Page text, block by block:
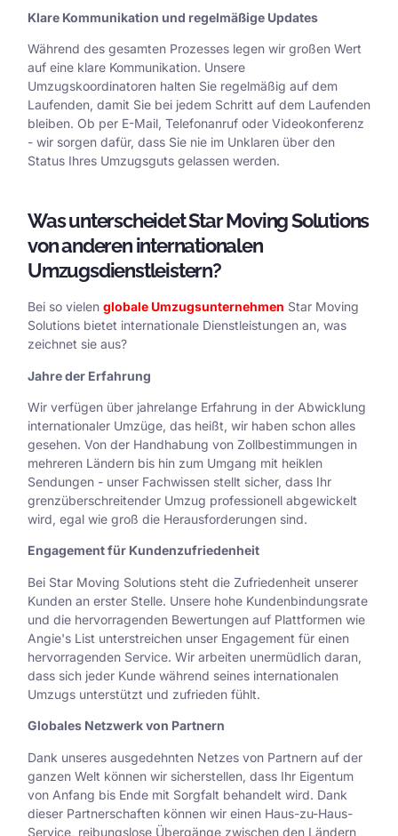
Klare Kommunikation und regelmäßige Updates
Während des gesamten Prozesses legen wir großen Wert
auf eine klare Kommunikation. Unsere
Umzugskoordinatoren halten Sie regelmäßig auf dem
Laufenden, damit Sie bei jedem Schritt auf dem Laufenden
bleiben. Ob per E-Mail, Telefonanruf oder Videokonferenz
- wir sorgen dafür, dass Sie nie im Unklaren über den
Status Ihres Umzugsguts gelassen werden.
Was unterscheidet Star Moving Solutions
von anderen internationalen
Umzugsdienstleistern?
Bei so vielen globale Umzugsunternehmen Star Moving
Solutions bietet internationale Dienstleistungen an, was
zeichnet sie aus?
Jahre der Erfahrung
Wir verfügen über jahrelange Erfahrung in der Abwicklung
internationaler Umzüge, das heißt, wir haben schon alles
gesehen. Von der Handhabung von Zollbestimmungen in
mehreren Ländern bis hin zum Umgang mit heiklen
Sendungen - unser Fachwissen stellt sicher, dass Ihr
grenzüberschreitender Umzug professionell abgewickelt
wird, egal wie groß die Herausforderungen sind.
Engagement für Kundenzufriedenheit
Bei Star Moving Solutions steht die Zufriedenheit unserer
Kunden an erster Stelle. Unsere hohe Kundenbindungsrate
und die hervorragenden Bewertungen auf Plattformen wie
Angie's List unterstreichen unser Engagement für einen
hervorragenden Service. Wir arbeiten unermüdlich daran,
dass sich jeder Kunde während seines internationalen
Umzugs unterstützt und zufrieden fühlt.
Globales Netzwerk von Partnern
Dank unseres ausgedehnten Netzes von Partnern auf der
ganzen Welt können wir sicherstellen, dass Ihr Eigentum
von Anfang bis Ende mit Sorgfalt behandelt wird. Dank
dieser Partnerschaften können wir einen Haus-zu-Haus-
Service, reibungslose Übergänge zwischen den Ländern